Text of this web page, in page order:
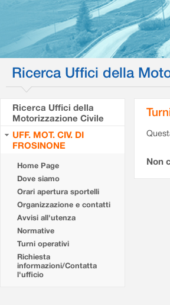
Ricerca Uffici della
Ricerca Uffici della
Motorizzazione Civile
UFF. MOT. CIV. DI
FROSINONE
Home Page
Dove siamo
Orari apertura sportelli
Organizzazione e contatti
Avvisi all'utenza
Normative
Turni operativi
Richiesta
informazioni/Contatta
l'ufficio
Non